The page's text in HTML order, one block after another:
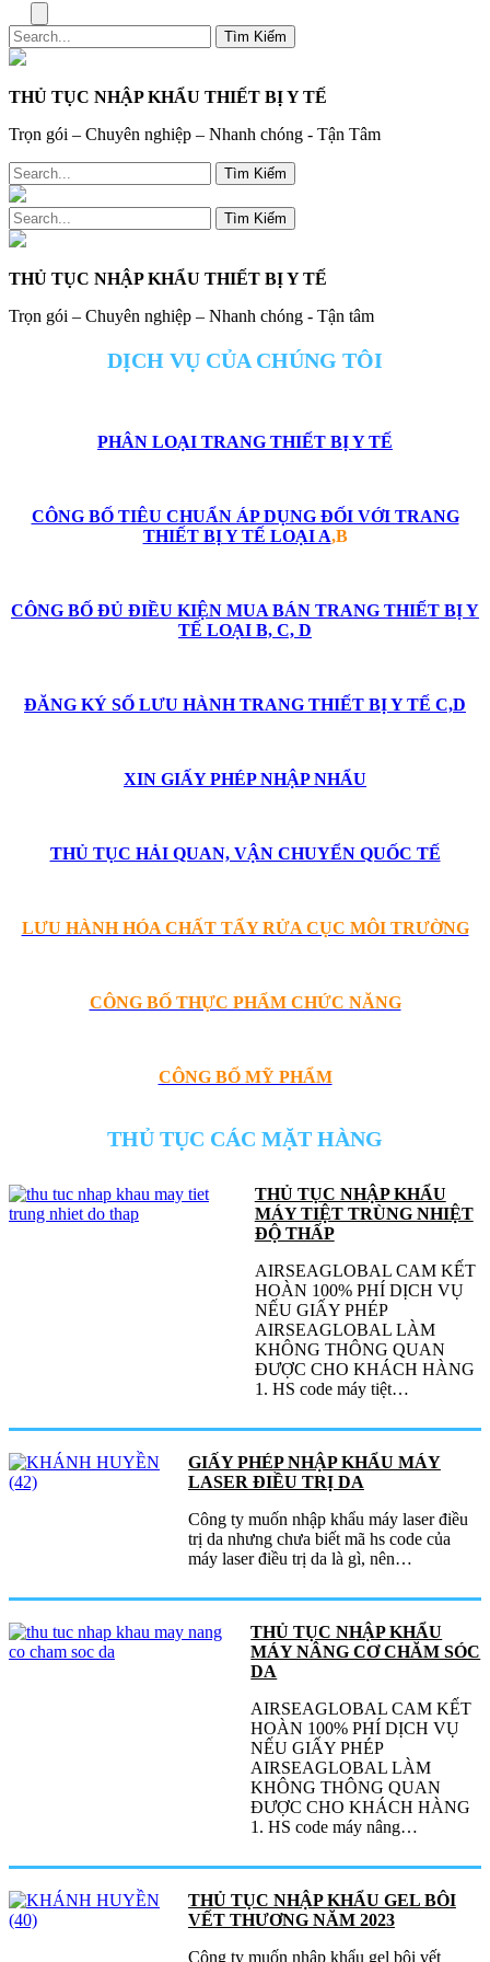
THỦ TỤC NHẬP KHẨU THIẾT BỊ Y TẾ
Trọn gói – Chuyên nghiệp – Nhanh chóng - Tận Tâm
THỦ TỤC NHẬP KHẨU THIẾT BỊ Y TẾ
Trọn gói – Chuyên nghiệp – Nhanh chóng - Tận tâm
DỊCH VỤ CỦA CHÚNG TÔI
PHÂN LOẠI TRANG THIẾT BỊ Y TẾ
CÔNG BỐ TIÊU CHUẨN ÁP DỤNG ĐỐI VỚI TRANG
THIẾT BỊ Y TẾ LOẠI A,B
CÔNG BỐ ĐỦ ĐIỀU KIỆN MUA BÁN TRANG THIẾT BỊ Y
TẾ LOẠI B, C, D
ĐĂNG KÝ SỐ LƯU HÀNH TRANG THIẾT BỊ Y TẾ C,D
XIN GIẤY PHÉP NHẬP NHẨU
THỦ TỤC HẢI QUAN, VẬN CHUYỂN QUỐC TẾ
LƯU HÀNH HÓA CHẤT TẨY RỬA CỤC MÔI TRƯỜNG
CÔNG BỐ THỰC PHẨM CHỨC NĂNG
CÔNG BỐ MỸ PHẨM
THỦ TỤC CÁC MẶT HÀNG
THỦ TỤC NHẬP KHẨU
MÁY TIỆT TRÙNG NHIỆT
ĐỘ THẤP
AIRSEAGLOBAL CAM KẾT
HOÀN 100% PHÍ DỊCH VỤ
NẾU GIẤY PHÉP
AIRSEAGLOBAL LÀM
KHÔNG THÔNG QUAN
ĐƯỢC CHO KHÁCH HÀNG
1. HS code máy tiệt…
GIẤY PHÉP NHẬP KHẨU MÁY
LASER ĐIỀU TRỊ DA
Công ty muốn nhập khẩu máy laser điều
trị da nhưng chưa biết mã hs code của
máy laser điều trị da là gì, nên…
THỦ TỤC NHẬP KHẨU
MÁY NÂNG CƠ CHĂM SÓC
DA
AIRSEAGLOBAL CAM KẾT
HOÀN 100% PHÍ DỊCH VỤ
NẾU GIẤY PHÉP
AIRSEAGLOBAL LÀM
KHÔNG THÔNG QUAN
ĐƯỢC CHO KHÁCH HÀNG
1. HS code máy nâng…
THỦ TỤC NHẬP KHẨU GEL BÔI
VẾT THƯƠNG NĂM 2023
Công ty muốn nhập khẩu gel bôi vết